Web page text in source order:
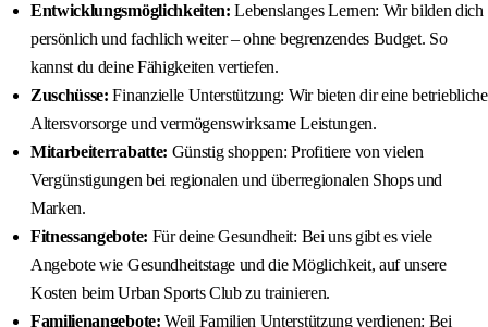
Entwicklungsmöglichkeiten: Lebenslanges Lernen: Wir bilden dich
persönlich und fachlich weiter – ohne begrenzendes Budget. So
kannst du deine Fähigkeiten vertiefen.
Zuschüsse: Finanzielle Unterstützung: Wir bieten dir eine betriebliche
Altersvorsorge und vermögenswirksame Leistungen.
Mitarbeiterrabatte: Günstig shoppen: Profitiere von vielen
Vergünstigungen bei regionalen und überregionalen Shops und
Marken.
Fitnessangebote: Für deine Gesundheit: Bei uns gibt es viele
Angebote wie Gesundheitstage und die Möglichkeit, auf unsere
Kosten beim Urban Sports Club zu trainieren.
Familienangebote: Weil Familien Unterstützung verdienen: Bei